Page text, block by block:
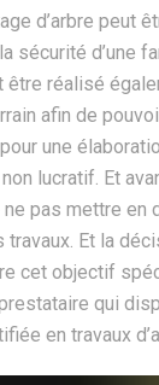
d’arbre peut
sécurité d’une
être réalisé
afin de
une
lucratif. Et
pas mettre en
Et la
cet objectif
qui
en travaux